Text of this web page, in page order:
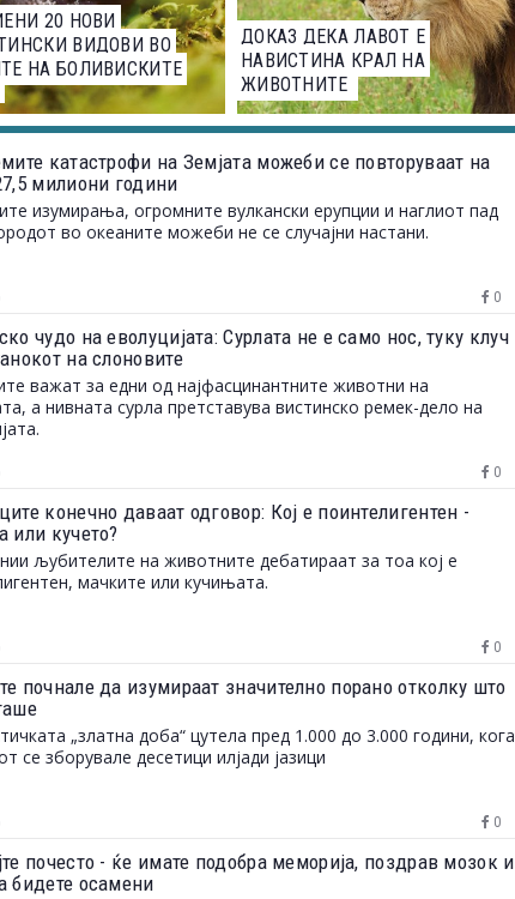
20 НОВИ
ВИДОВИ ВО
НА БОЛИВИСКИТЕ
ДОКАЗ ДЕКА ЛАВОТ Е
НАВИСТИНА КРАЛ НА
ЖИВОТНИТЕ
катастрофи на Земјата можеби се повторуваат на
милиони години
изумирања, огромните вулкански ерупции и наглиот пад
во океаните можеби не се случајни настани.
0
чудо на еволуцијата: Сурлата не е само нос, туку клуч
на слоновите
важат за едни од најфасцинантните животни на
а нивната сурла претставува вистинско ремек-дело на
0
конечно даваат одговор: Кој е поинтелигентен -
или кучето?
љубителите на животните дебатираат за тоа кој е
мачките или кучињата.
0
почнале да изумираат значително порано отколку што
„златна доба“ цутела пред 1.000 до 3.000 години, кога
се зборувале десетици илјади јазици
0
почесто - ќе имате подобра меморија, поздрав мозок и
бидете осамени